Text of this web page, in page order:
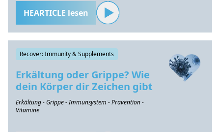
HEARTICLE lesen
Recover: Immunity & Supplements
Erkältung oder Grippe? Wie
dein Körper dir Zeichen gibt
Erkältung - Grippe - Immunsystem - Prävention -
Vitamine